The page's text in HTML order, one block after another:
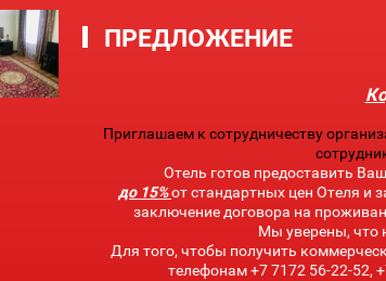
ПРЕДЛОЖЕНИЕ
Приглашаем к сотрудничеству
Отель готов предоставить
до 15%от стандартных цен Отеля и
заключение договора на
Мы уверены, что
Для того, чтобы получить
телефонам +7 7172 56-22-52,